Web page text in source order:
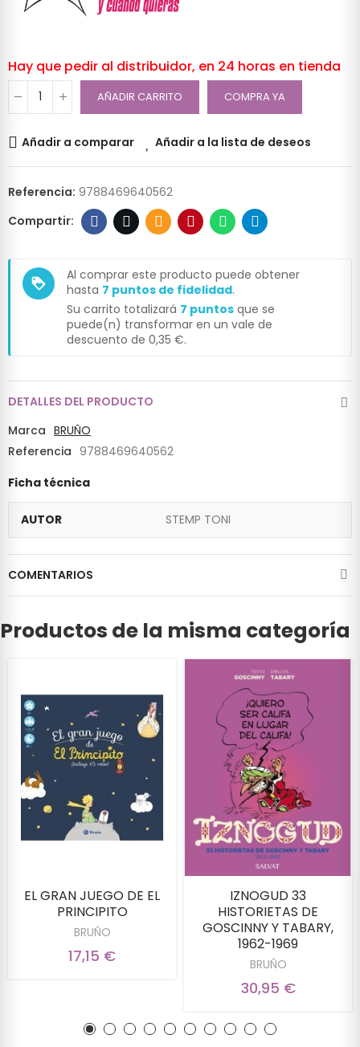
Hay que pedir al distribuidor, en 24 horas en tienda
AÑADIR CARRITO COMPRA YA
Añadir a comparar Añadir a la lista de deseos
Referencia: 9788469640562
loyalty
Al comprar este producto puede obtener
hasta 7 puntos de fidelidad.
Su carrito totalizará 7 puntos que se
puede(n) transformar en un vale de
descuento de 0,35 €.
DETALLES DEL PRODUCTO
Marca BRUÑO
Referencia 9788469640562
Ficha técnica
AUTOR STEMP TONI
COMENTARIOS
Productos de la misma categoría
EL GRAN JUEGO DE EL
PRINCIPITO
BRUÑO
17,15 €
IZNOGUD 33
HISTORIETAS DE
GOSCINNY Y TABARY,
1962-1969
BRUÑO
30,95 €